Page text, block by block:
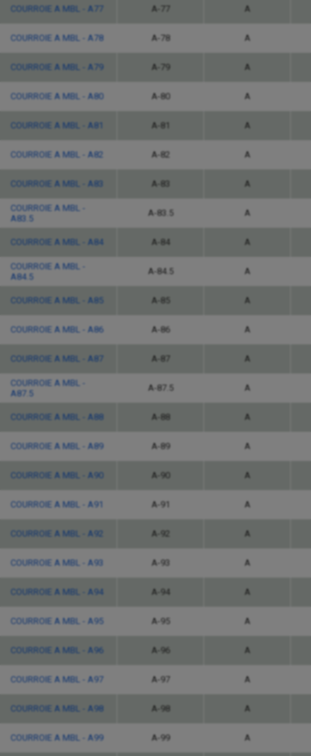
COURROIE A MBL - A77 A-77 A
COURROIE A MBL - A78 A-78 A
COURROIE A MBL - A79 A-79 A
COURROIE A MBL - A80 A-80 A
COURROIE A MBL - A81 A-81 A
COURROIE A MBL - A82 A-82 A
COURROIE A MBL - A83 A-83 A
COURROIE A MBL -
A83.5
A-83.5 A
COURROIE A MBL - A84 A-84 A
COURROIE A MBL -
A84.5
A-84.5 A
COURROIE A MBL - A85 A-85 A
COURROIE A MBL - A86 A-86 A
COURROIE A MBL - A87 A-87 A
COURROIE A MBL -
A87.5
A-87.5 A
COURROIE A MBL - A88 A-88 A
COURROIE A MBL - A89 A-89 A
COURROIE A MBL - A90 A-90 A
COURROIE A MBL - A91 A-91 A
COURROIE A MBL - A92 A-92 A
COURROIE A MBL - A93 A-93 A
COURROIE A MBL - A94 A-94 A
COURROIE A MBL - A95 A-95 A
COURROIE A MBL - A96 A-96 A
COURROIE A MBL - A97 A-97 A
COURROIE A MBL - A98 A-98 A
COURROIE A MBL - A99 A-99 A